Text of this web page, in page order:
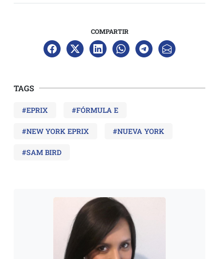
COMPARTIR
TAGS
#EPRIX #FÓRMULA E
#NEW YORK EPRIX #NUEVA YORK
#SAM BIRD